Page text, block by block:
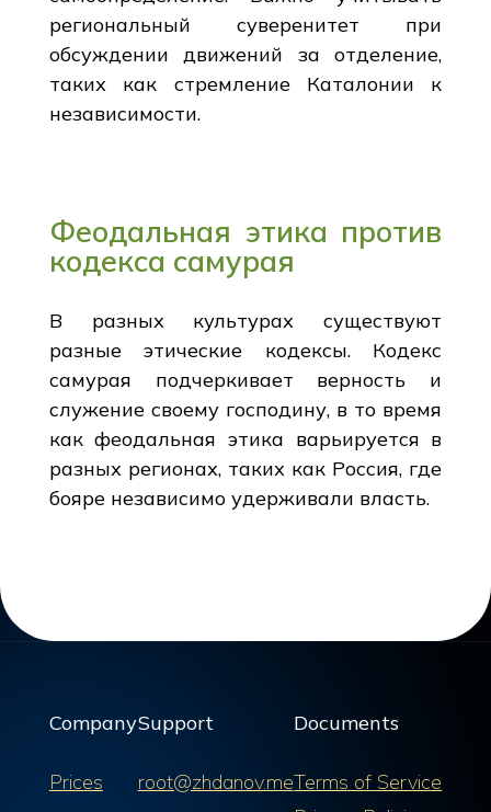
региональный суверенитет при
обсуждении движений за отделение,
таких как стремление Каталонии к
независимости.
Феодальная этика против
кодекса самурая
В разных культурах существуют
разные этические кодексы. Кодекс
самурая подчеркивает верность и
служение своему господину, в то время
как феодальная этика варьируется в
разных регионах, таких как Россия, где
бояре независимо удерживали власть.
Company
Prices
Support
root@zhdanov.me
Documents
Terms of Service